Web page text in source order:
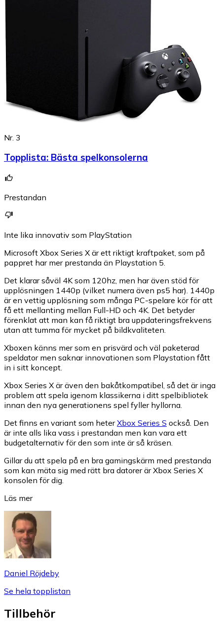
Nr. 3
Topplista: Bästa spelkonsolerna
Prestandan
Inte lika innovativ som PlayStation
Microsoft Xbox Series X är ett riktigt kraftpaket, som på
pappret har mer prestanda än Playstation 5.
Det klarar såväl 4K som 120hz, men har även stöd för
upplösningen 1440p (vilket numera även ps5 har). 1440p
är en vettig upplösning som många PC-spelare kör för att
få ett mellanting mellan Full-HD och 4K. Det betyder
förenklat att man kan få riktigt bra uppdateringsfrekvens
utan att tumma för mycket på bildkvaliteten.
Xboxen känns mer som en prisvärd och väl paketerad
speldator men saknar innovationen som Playstation fått
in i sitt koncept.
Xbox Series X är även den bakåtkompatibel, så det är inga
problem att spela igenom klassikerna i ditt spelbibliotek
innan den nya generationens spel fyller hyllorna.
Det finns en variant som heterXbox Series S också. Den
är inte alls lika vass i prestandan men kan vara ett
budgetalternativ för den som inte är så kräsen.
Gillar du att spela på en bra gamingskärm med prestanda
som kan mäta sig med rätt bra datorer är Xbox Series X
konsolen för dig.
Läs mer
Daniel Röjdeby
Se hela topplistan
Tillbehör